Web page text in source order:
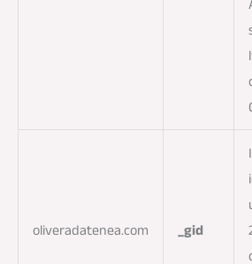
oliveradatenea.com _gid